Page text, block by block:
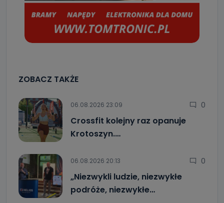
ZOBACZ TAKŻE
06.08.2026 23:09 0
Crossfit kolejny raz opanuje
Krotoszyn.…
06.08.2026 20:13 0
„Niezwykli ludzie, niezwykłe
podróże, niezwykłe…